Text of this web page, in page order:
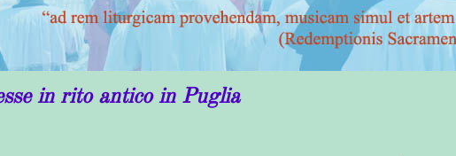
in Puglia